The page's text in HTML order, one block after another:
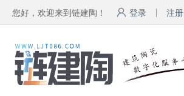
您好，欢迎来到链建陶！ 登录 注册